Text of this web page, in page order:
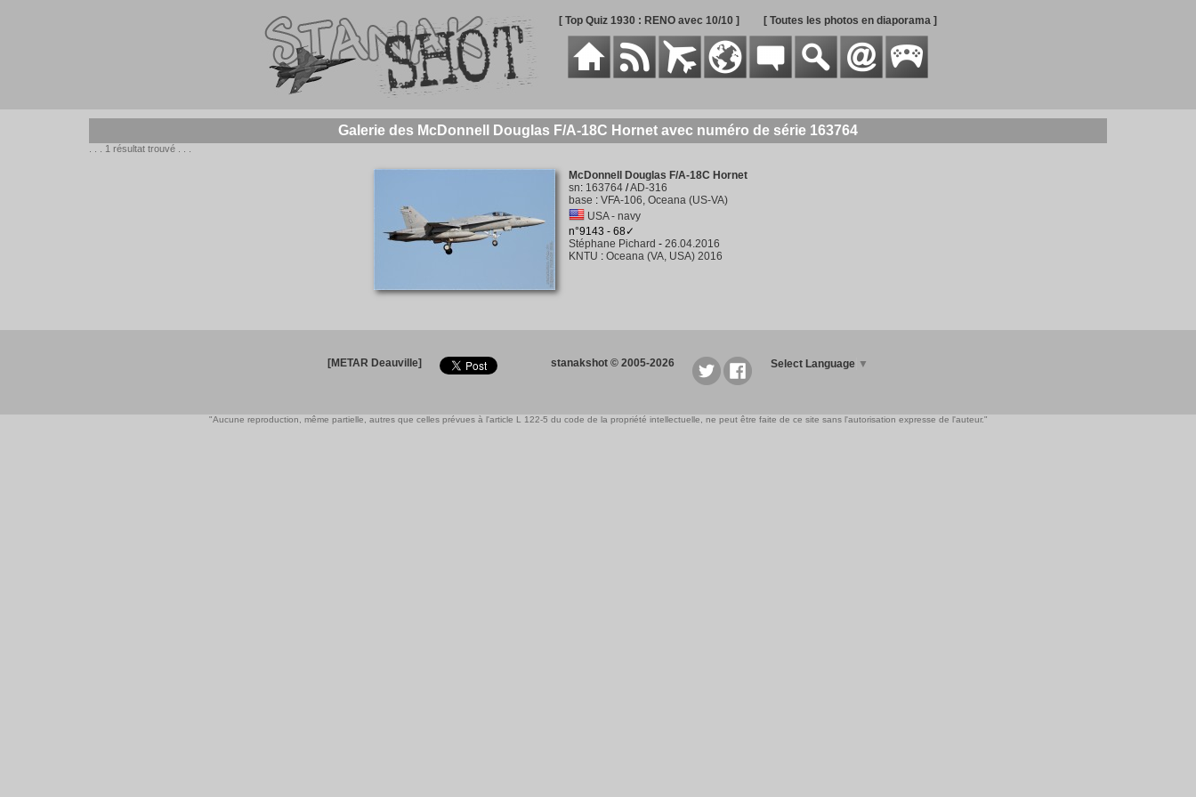
[ Top Quiz 1930 : RENO avec 10/10 ] [ Toutes les photos en diaporama ]
Galerie des McDonnell Douglas F/A-18C Hornet avec numéro de série 163764
. . . 1 résultat trouvé . . .
McDonnell Douglas F/A-18C Hornet
sn: 163764/AD-316
base : VFA-106, Oceana (US-VA)
USA - navy
n°9143 - 68✓
Stéphane Pichard - 26.04.2016
KNTU : Oceana (VA, USA) 2016
[METAR Deauville] stanakshot © 2005-2026 Select Language ▼
"Aucune reproduction, même partielle, autres que celles prévues à l'article L 122-5 du code de la propriété intellectuelle, ne peut être faite de ce site sans l'autorisation expresse de l'auteur."